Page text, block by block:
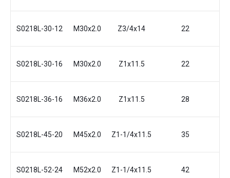
S0218L-30-12 M30x2.0 Z3/4x14 22
S0218L-30-16 M30x2.0 Z1x11.5 22
S0218L-36-16 M36x2.0 Z1x11.5 28
S0218L-45-20 M45x2.0 Z1-1/4x11.5 35
S0218L-52-24 M52x2.0 Z1-1/4x11.5 42